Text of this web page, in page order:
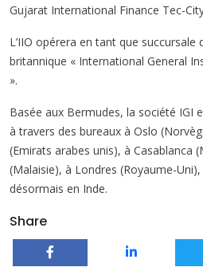
Gujarat International Finance Tec-
L’IIO opérera en tant que succursale
britannique « International General
».
Basée aux Bermudes, la société IGI
à travers des bureaux à Oslo
(Emirats arabes unis), à Casablanca
(Malaisie), à Londres (Royaume-
désormais en Inde.
Share